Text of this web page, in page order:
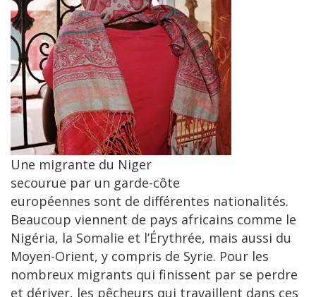
Une migrante du Niger
secourue par un garde-côte
européennes sont de différentes nationalités.
Beaucoup viennent de pays africains comme le
Nigéria, la Somalie et l’Érythrée, mais aussi du
Moyen-Orient, y compris de Syrie. Pour les
nombreux migrants qui finissent par se perdre
et dériver, les pêcheurs qui travaillent dans ces